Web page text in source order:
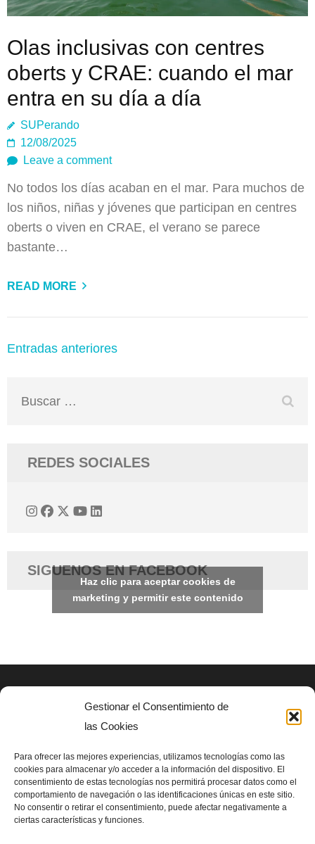
Gestionar el Consentimiento de
las Cookies
Para ofrecer las mejores experiencias, utilizamos tecnologías como las
cookies para almacenar y/o acceder a la información del dispositivo. El
consentimiento de estas tecnologías nos permitirá procesar datos como el
comportamiento de navegación o las identificaciones únicas en este sitio.
No consentir o retirar el consentimiento, puede afectar negativamente a
ciertas características y funciones.
Olas inclusivas con centres
oberts y CRAE: cuando el mar
entra en su día a día
SUPerando
12/08/2025
Leave a comment
No todos los días acaban en el mar. Para muchos de
los niños, niñas y jóvenes que participan en centres
oberts o viven en CRAE, el verano se parece
bastante…
READ MORE
Navegación
Entradas anteriores
REDES SOCIALES
SIGUENOS EN FACEBOOK
Haz clic para aceptar cookies de
marketing y permitir este contenido
AVISO LEGAL
SIGUENOS EN